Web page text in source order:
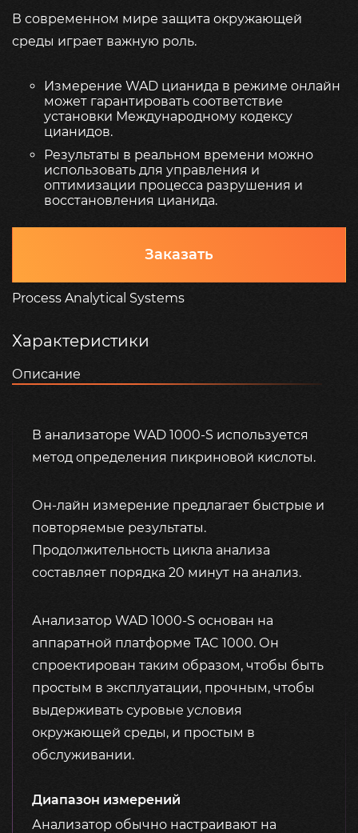
В современном мире защита окружающей
среды играет важную роль.
Измерение WAD цианида в режиме онлайн
может гарантировать соответствие
установки Международному кодексу
цианидов.
Результаты в реальном времени можно
использовать для управления и
оптимизации процесса разрушения и
восстановления цианида.
Заказать
Process Analytical Systems
Характеристики
Описание
В анализаторе WAD 1000-S используется
метод определения пикриновой кислоты.
Он-лайн измерение предлагает быстрые и
повторяемые результаты.
Продолжительность цикла анализа
составляет порядка 20 минут на анализ.
Анализатор WAD 1000-S основан на
аппаратной платформе TAC 1000. Он
спроектирован таким образом, чтобы быть
простым в эксплуатации, прочным, чтобы
выдерживать суровые условия
окружающей среды, и простым в
обслуживании.
Диапазон измерений
Анализатор обычно настраивают на